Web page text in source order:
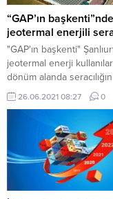
“GAP’ın başkenti”nde
jeotermal enerjili
"GAP'ın başkenti"
jeotermal enerji
dönüm alanda seracılığın
Harran Ovası'ndaki Karaali
bölgesinde, yeni kuyular
seracılığın 1500 dönüm
yayılması hedefleniyor.
26.06.2021 08:27 0